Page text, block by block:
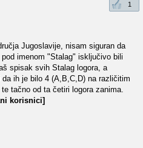
1
Jugoslavije, nisam siguran da
imenom "Stalag" isključivo bili
spisak svih Stalag logora, a
ih je bilo 4 (A,B,C,D) na različitim
tačno od ta četiri logora zanima.
korisnici]